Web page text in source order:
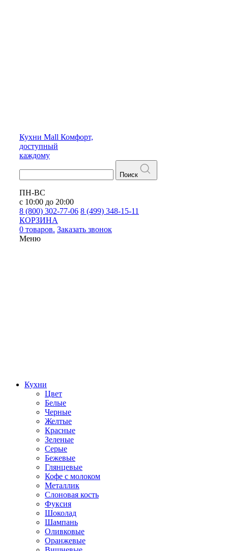
Кухни Mall Комфорт,
доступный
каждому
Поиск
ПН-ВС
с 10:00 до 20:00
8 (800) 302-77-06 8 (499) 348-15-11
КОРЗИНА
0 товаров. Заказать звонок
Меню
Кухни
Цвет
Белые
Черные
Желтые
Красные
Зеленые
Серые
Бежевые
Глянцевые
Кофе с молоком
Металлик
Слоновая кость
Фуксия
Шоколад
Шампань
Оливковые
Оранжевые